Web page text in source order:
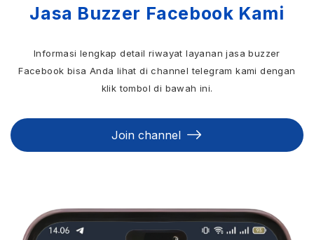
Jasa Buzzer Facebook Kami
Informasi lengkap detail riwayat layanan jasa buzzer
Facebook bisa Anda lihat di channel telegram kami dengan
klik tombol di bawah ini.
Join channel